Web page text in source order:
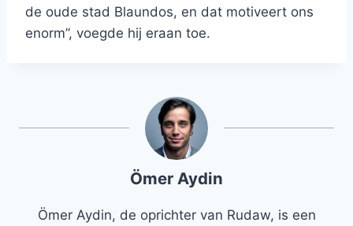
de oude stad Blaundos, en dat motiveert ons
enorm”, voegde hij eraan toe.
Ömer Aydin
Ömer Aydin, de oprichter van Rudaw, is een